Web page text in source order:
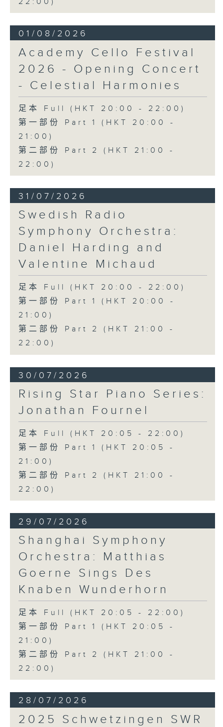
、梅迪拿及阮保衡的新作，以及盛宗亮和蕭
斯達高維契的作品。
01/08/2026
Academy Cello Festival
2026 - Opening Concert
- Celestial Harmonies
足本 Full (HKT 20:00 - 22:00)
第一部份 Part 1 (HKT 20:00 -
21:00)
第二部份 Part 2 (HKT 21:00 -
22:00)
31/07/2026
Swedish Radio
Symphony Orchestra:
Daniel Harding and
Valentine Michaud
足本 Full (HKT 20:00 - 22:00)
第一部份 Part 1 (HKT 20:00 -
21:00)
第二部份 Part 2 (HKT 21:00 -
22:00)
30/07/2026
Rising Star Piano Series:
Jonathan Fournel
足本 Full (HKT 20:05 - 22:00)
第一部份 Part 1 (HKT 20:05 -
21:00)
第二部份 Part 2 (HKT 21:00 -
22:00)
29/07/2026
Shanghai Symphony
Orchestra: Matthias
Goerne Sings Des
Knaben Wunderhorn
足本 Full (HKT 20:05 - 22:00)
第一部份 Part 1 (HKT 20:05 -
21:00)
第二部份 Part 2 (HKT 21:00 -
22:00)
28/07/2026
2025 Schwetzingen SWR